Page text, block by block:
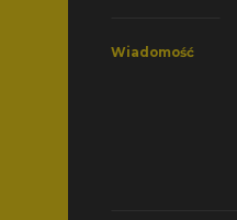
Wiadomość